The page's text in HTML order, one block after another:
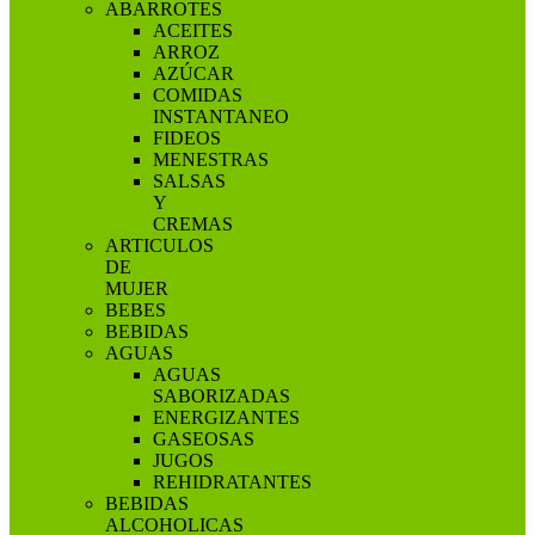
ABARROTES
ACEITES
ARROZ
AZÚCAR
COMIDAS
INSTANTANEO
FIDEOS
MENESTRAS
SALSAS
Y
CREMAS
ARTICULOS
DE
MUJER
BEBES
BEBIDAS
AGUAS
AGUAS
SABORIZADAS
ENERGIZANTES
GASEOSAS
JUGOS
REHIDRATANTES
BEBIDAS
ALCOHOLICAS